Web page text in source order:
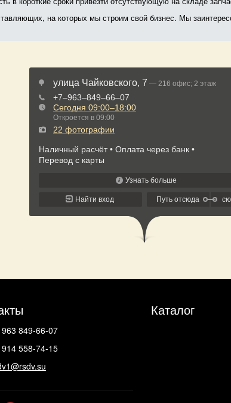
на которых мы строим свой бизнес. Мы
963 849-66-07
914 558-74-15
Каталог